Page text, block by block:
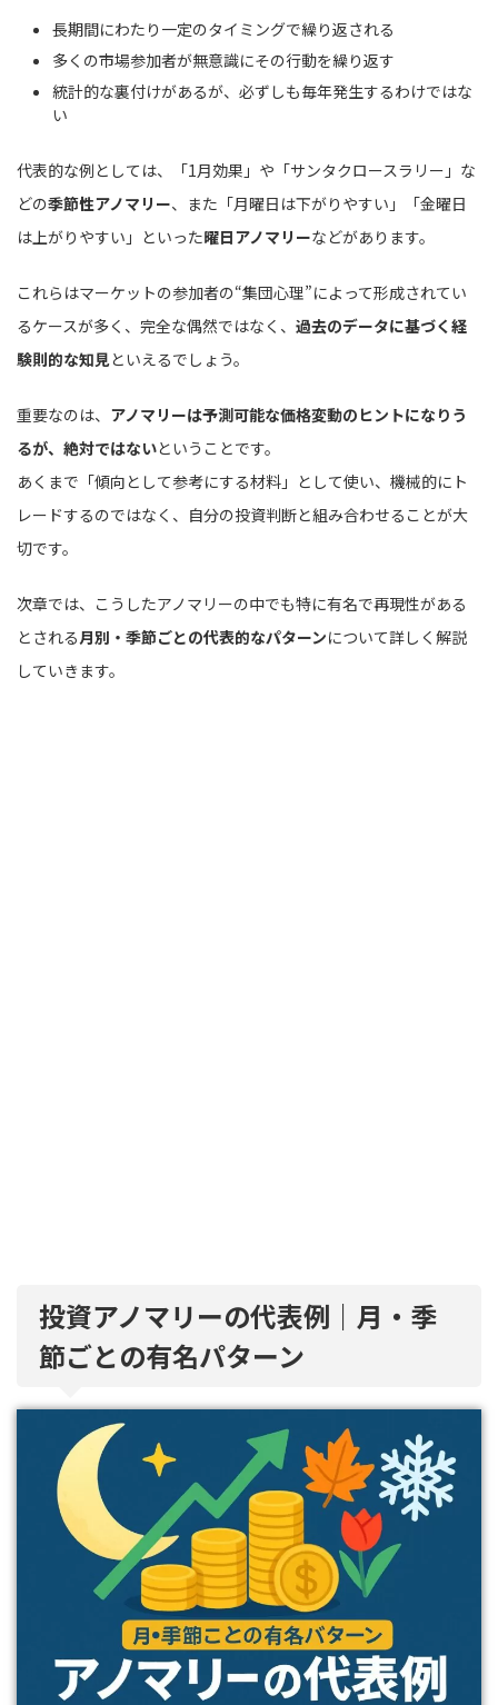
長期間にわたり一定のタイミングで繰り返される
多くの市場参加者が無意識にその行動を繰り返す
統計的な裏付けがあるが、必ずしも毎年発生するわけではな
い
代表的な例としては、「1月効果」や「サンタクロースラリー」な
どの季節性アノマリー、また「月曜日は下がりやすい」「金曜日
は上がりやすい」といった曜日アノマリーなどがあります。
これらはマーケットの参加者の“集団心理”によって形成されてい
るケースが多く、完全な偶然ではなく、 過去のデータに基づく経
験則的な知見といえるでしょう。
重要なのは、 アノマリーは予測可能な価格変動のヒントになりう
るが、絶対ではないということです。
あくまで「傾向として参考にする材料」として使い、機械的にト
レードするのではなく、自分の投資判断と組み合わせることが大
切です。
次章では、こうしたアノマリーの中でも特に有名で再現性がある
とされる月別・季節ごとの代表的なパターンについて詳しく解説
していきます。
投資アノマリーの代表例｜月・季
節ごとの有名パターン